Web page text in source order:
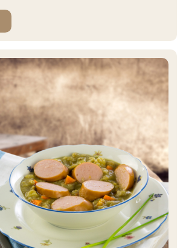
Grillfans Zeit, den Grill anzuheizen.
auf’s Grillen nicht vergeht haben wir für